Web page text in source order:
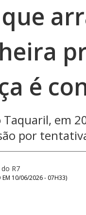
é
em
por
R7
10/06/2026 - 07H33)